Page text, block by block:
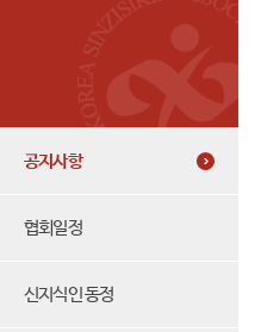
공지사항
협회일정
신지식인 동정